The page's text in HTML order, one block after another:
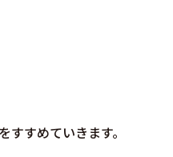
すめていきます。